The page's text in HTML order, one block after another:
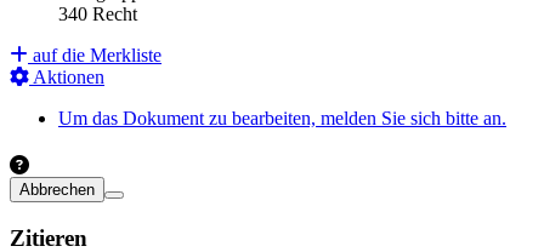
340 Recht
auf die Merkliste
Aktionen
Um das Dokument zu bearbeiten, melden Sie sich bitte an.
Abbrechen
Zitieren